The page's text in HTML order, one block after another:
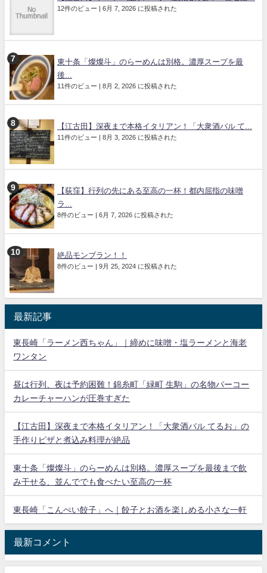
12件のビュー | 6月 7, 2026 に投稿された
東十条「燦燦斗」のらーめんは別格。濃厚スープを最
後...
11件のビュー | 8月 2, 2026 に投稿された
【江古田】深夜まで本格イタリアン！「大衆酒バル て...
11件のビュー | 8月 3, 2026 に投稿された
【荻窪】行列の先にある至高の一杯！都内屈指の味噌
ラ...
8件のビュー | 6月 7, 2026 に投稿された
絶品モンブラン！！
8件のビュー | 9月 25, 2024 に投稿された
最新記事
東長崎「ラーメン西ちゃん」｜締めに味噌・塩ラーメンと海老
ワンタン
昼は行列、夜は予約困難！錦糸町「緑町 生駒」の名物パーコー
カレーチャーハンが圧巻すぎた
【江古田】深夜まで本格イタリアン！「大衆酒バル てるお」の
手作りピザと煮込み料理が絶品
東十条「燦燦斗」のらーめんは別格。濃厚スープを最後まで飲
み干せる、並んででも食べたい至高の一杯
東長崎「こんぺい餃子」へ｜餃子とお酒を楽しめる小さな一軒
最新コメント